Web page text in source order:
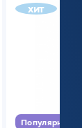
хит
Популярный